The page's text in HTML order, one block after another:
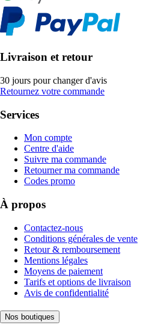
Livraison et retour
30 jours pour changer d'avis
Retournez votre commande
Services
Mon compte
Centre d'aide
Suivre ma commande
Retourner ma commande
Codes promo
À propos
Contactez-nous
Conditions générales de vente
Retour & remboursement
Mentions légales
Moyens de paiement
Tarifs et options de livraison
Avis de confidentialité
Nos boutiques